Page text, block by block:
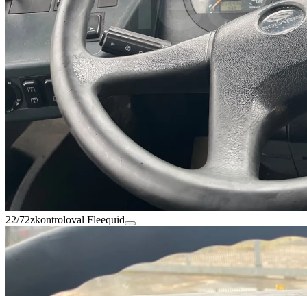
22/72zkontroloval Fleequid